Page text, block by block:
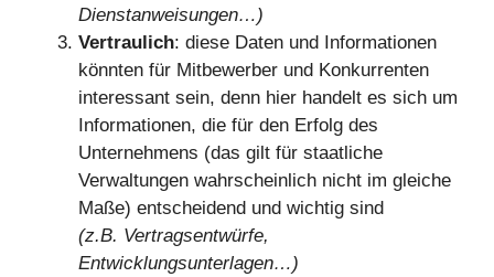
Dienstanweisungen…)
Vertraulich: diese Daten und Informationen
könnten für Mitbewerber und Konkurrenten
interessant sein, denn hier handelt es sich um
Informationen, die für den Erfolg des
Unternehmens (das gilt für staatliche
Verwaltungen wahrscheinlich nicht im gleiche
Maße) entscheidend und wichtig sind
(z.B. Vertragsentwürfe,
Entwicklungsunterlagen…)